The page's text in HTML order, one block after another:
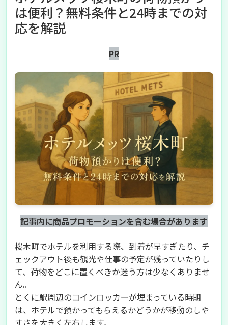
は便利？無料条件と24時までの対
応を解説
PR
記事内に商品プロモーションを含む場合があります
桜木町でホテルを利用する際、到着が早すぎたり、チ
ェックアウト後も観光や仕事の予定が残っていたりし
て、荷物をどこに置くべきか迷う方は少なくありませ
ん。
とくに駅周辺のコインロッカーが埋まっている時期
は、ホテルで預かってもらえるかどうかが移動のしや
すさを大きく左右します。